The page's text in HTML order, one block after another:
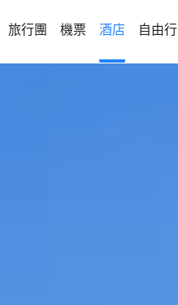
旅行團 機票 酒店 自由行